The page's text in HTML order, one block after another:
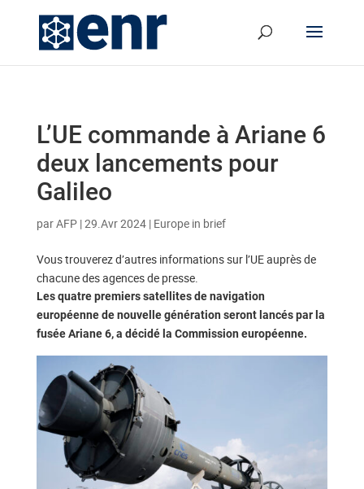
L’UE commande à Ariane 6
deux lancements pour
Galileo
parAFP|29.Avr 2024| Europe in brief
Vous trouverez d’autres informations sur l’UE auprès de
chacune des agences de presse.
Les quatre premiers satellites de navigation
européenne de nouvelle génération seront lancés par la
fusée Ariane 6, a décidé la Commission européenne.